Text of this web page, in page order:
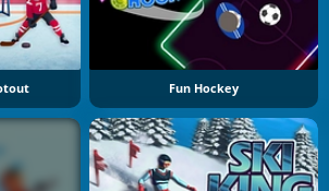
Fun Hockey